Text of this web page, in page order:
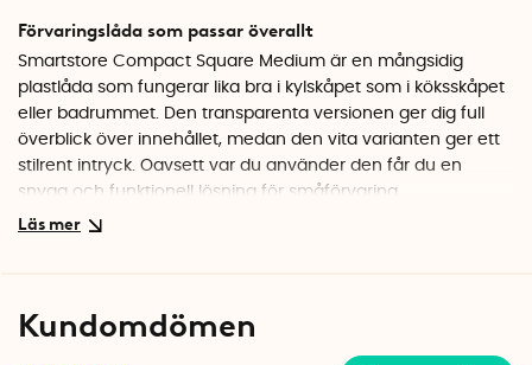
Förvaringslåda som passar överallt
Smartstore Compact Square Medium är en mångsidig
plastlåda som fungerar lika bra i kylskåpet som i köksskåpet
eller badrummet. Den transparenta versionen ger dig full
överblick över innehållet, medan den vita varianten ger ett
stilrent intryck. Oavsett var du använder den får du en
snygg och funktionell lösning för småförvaring.
varandra med lock. Det gör det enkelt att bygga ett
Kundomdömen